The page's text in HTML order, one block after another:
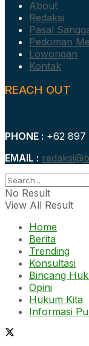
About
Redaksi
Pasal
Pedoman
Lowongan
Kontak
REACH OUT
PHONE : +62 897
EMAIL :
No Result
View All Result
Home
Berita
Trending
Konsultasi
Bincang
Opini
Hukum Kita
Informasi